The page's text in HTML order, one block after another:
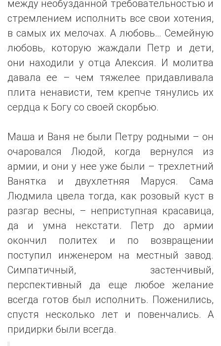
между необузданной требовательностью и
стремлением исполнить все свои хотения,
в самых их мелочах. А любовь… Семейную
любовь, которую жаждали Петр и дети,
они находили у отца Алексия. И молитва
давала ее – чем тяжелее придавливала
плита ненависти, тем крепче тянулись их
сердца к Богу со своей скорбью.
Маша и Ваня не были Петру родными – он
очаровался Людой, когда вернулся из
армии, и они у нее уже были – трехлетний
Ванятка и двухлетняя Маруся. Сама
Людмила цвела тогда, как розовый куст в
разгар весны, – неприступная красавица,
да и умна некстати. Петр до армии
окончил политех и по возвращении
поступил инженером на местный завод.
Симпатичный, застенчивый,
перспективный да еще любое желание
всегда готов был исполнить. Поженились,
спустя несколько лет и повенчались. А
придирки были всегда.